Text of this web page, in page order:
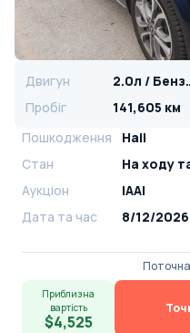
Двигун
Пробіг
141,605 км
Пошкодження
Hail
Стан
На ​​ходу
Аукціон
IAAI
Дата та час
8/12/
Приблизна
вартість
$4,525